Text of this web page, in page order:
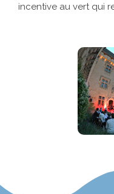
incentive au vert qui